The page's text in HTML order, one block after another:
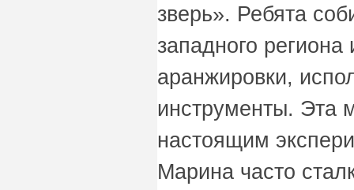
зверь». Ребята
западного
аранжировки,
инструменты. Эта
настоящим
Марина часто